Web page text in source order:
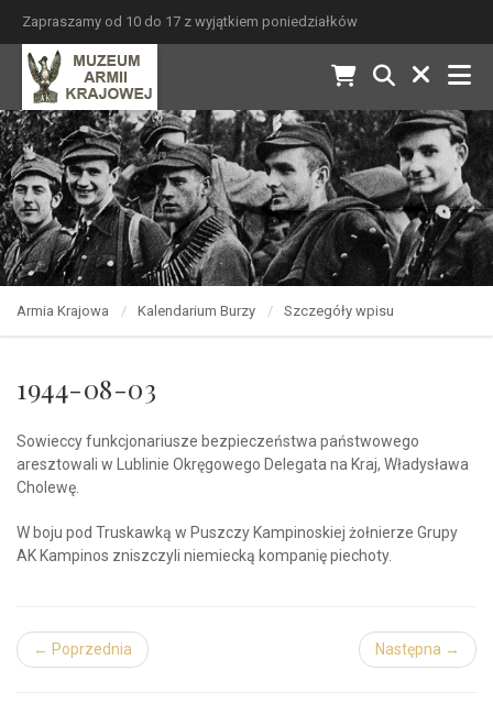
Zapraszamy od 10 do 17 z wyjątkiem poniedziałków
Armia Krajowa Kalendarium Burzy Szczegóły wpisu
1944-08-03
Sowieccy funkcjonariusze bezpieczeństwa państwowego
aresztowali w Lublinie Okręgowego Delegata na Kraj, Władysława
Cholewę.
W boju pod Truskawką w Puszczy Kampinoskiej żołnierze Grupy
AK Kampinos zniszczyli niemiecką kompanię piechoty.
← Poprzednia Następna →